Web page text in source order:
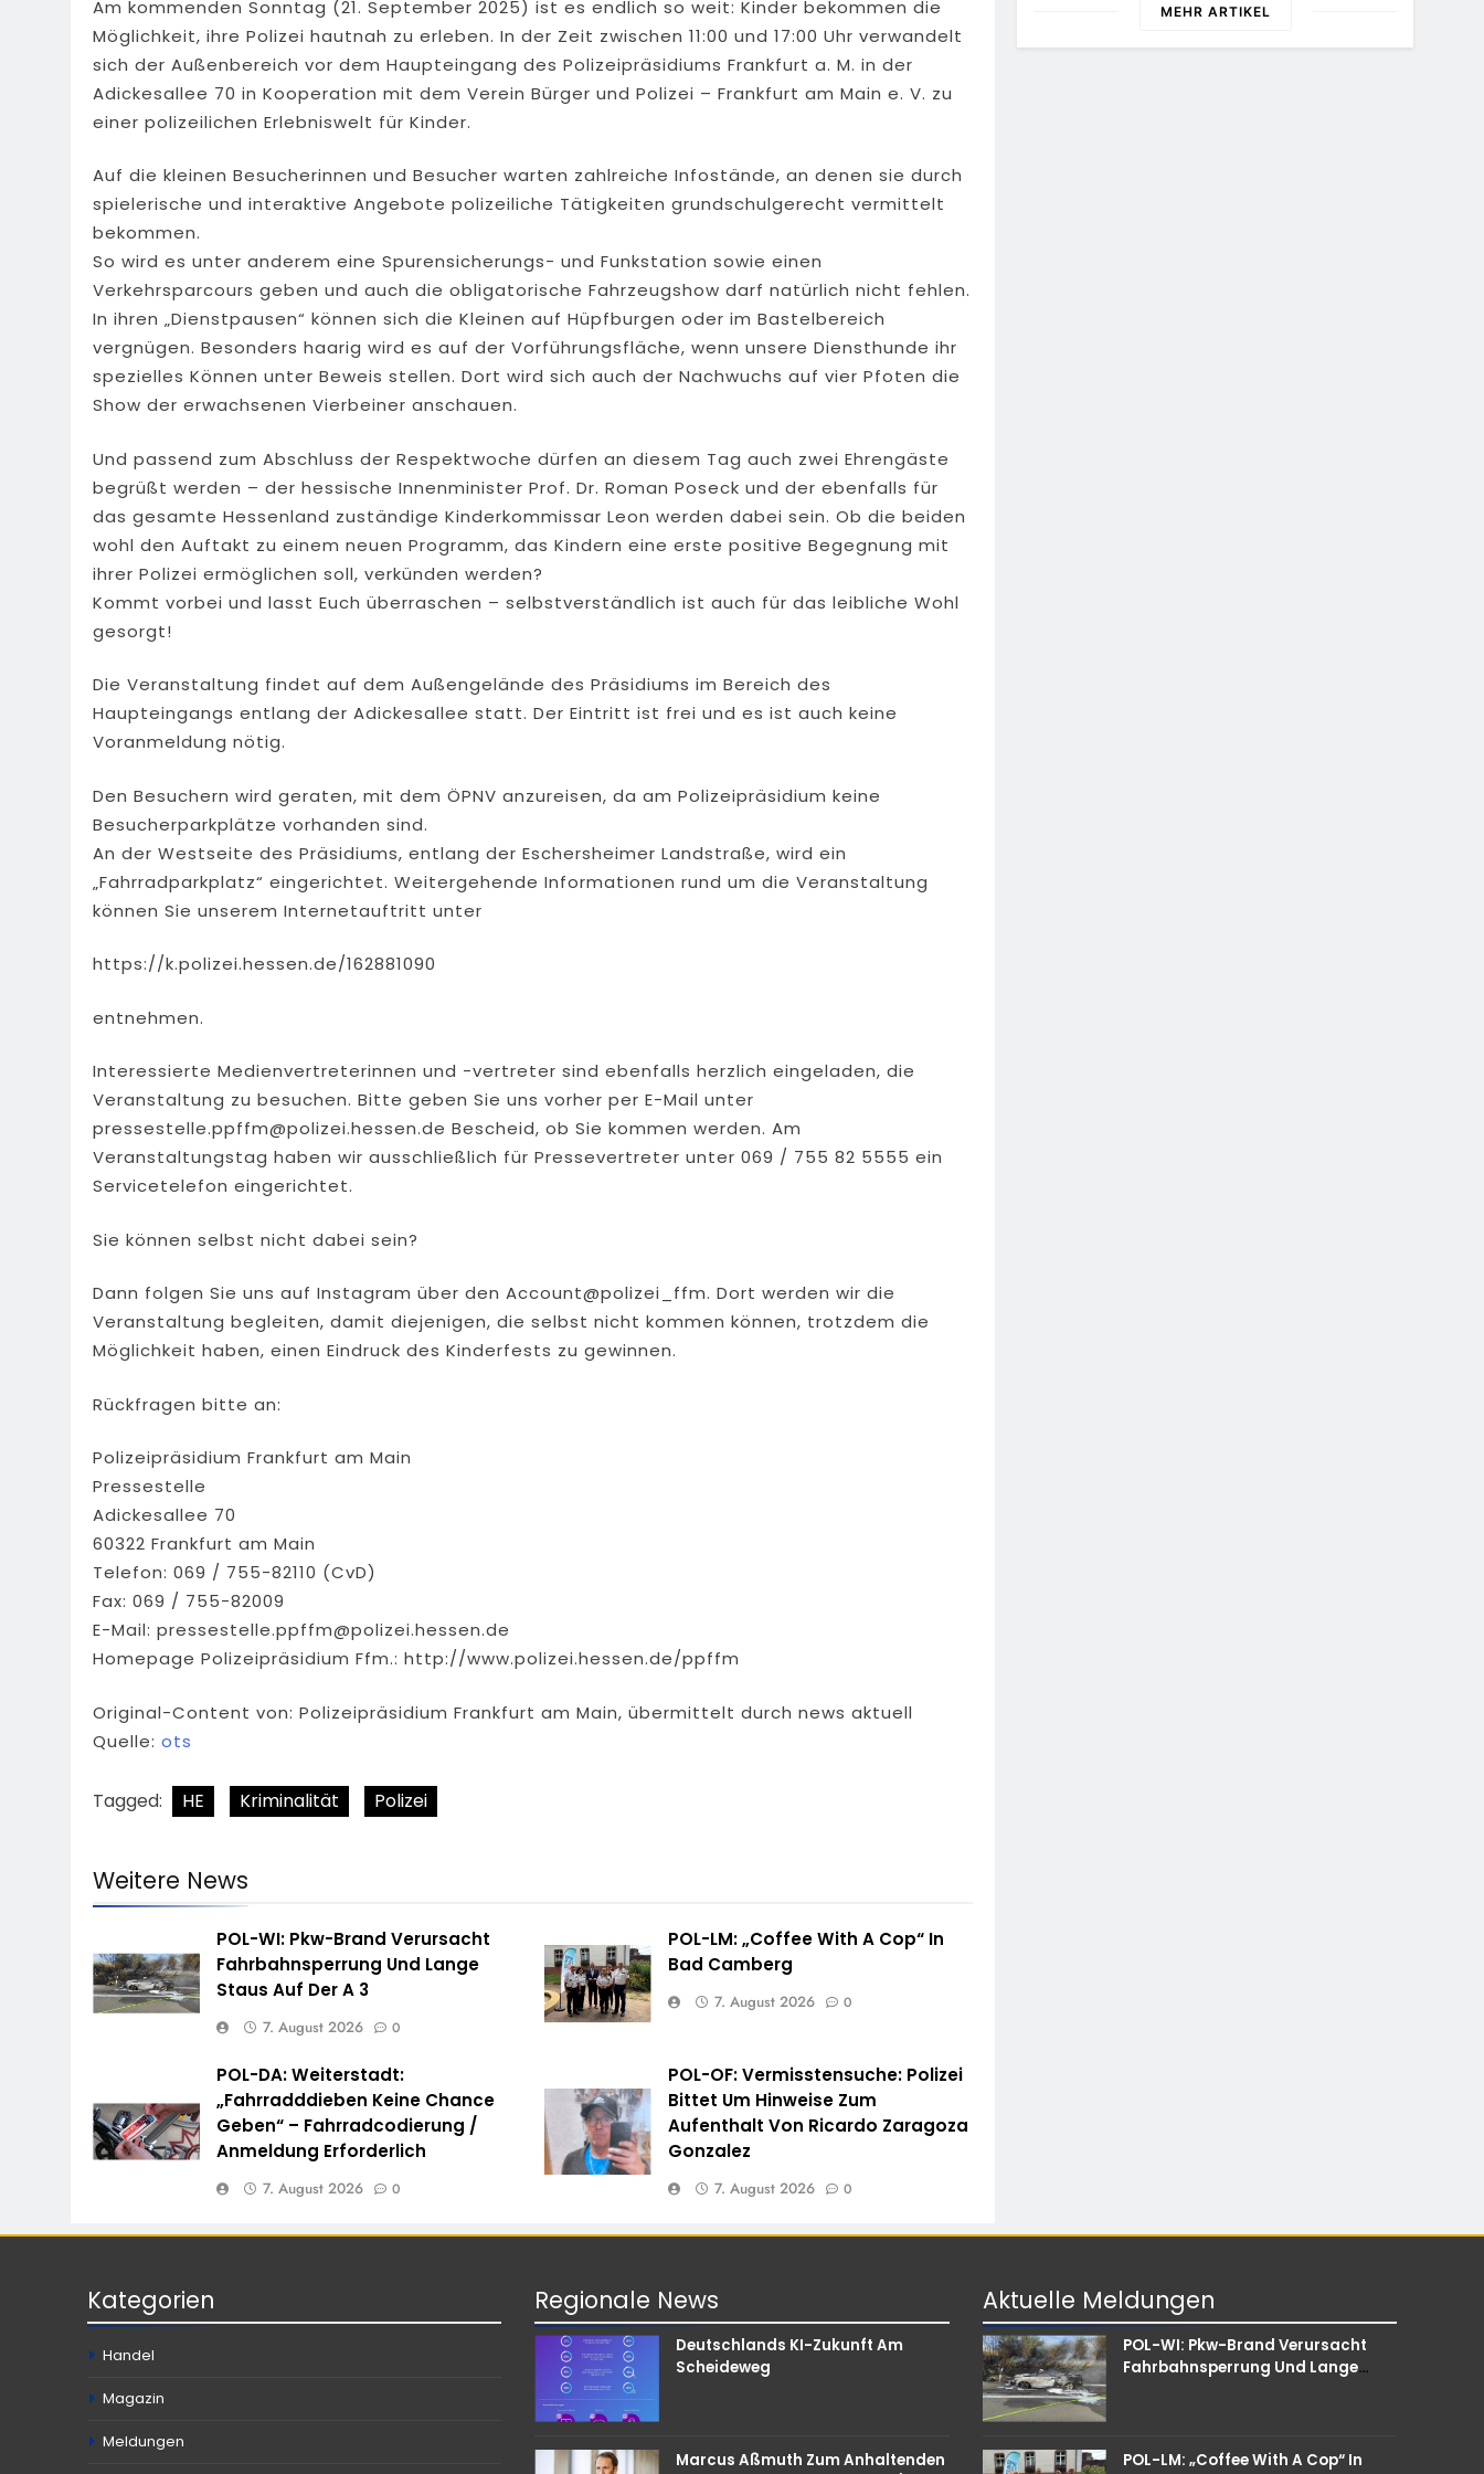
Am kommenden Sonntag (21. September 2025) ist es endlich so weit: Kinder bekommen die
Möglichkeit, ihre Polizei hautnah zu erleben. In der Zeit zwischen 11:00 und 17:00 Uhr verwandelt
sich der Außenbereich vor dem Haupteingang des Polizeipräsidiums Frankfurt a. M. in der
Adickesallee 70 in Kooperation mit dem Verein Bürger und Polizei – Frankfurt am Main e. V. zu
einer polizeilichen Erlebniswelt für Kinder.
Auf die kleinen Besucherinnen und Besucher warten zahlreiche Infostände, an denen sie durch
spielerische und interaktive Angebote polizeiliche Tätigkeiten grundschulgerecht vermittelt
bekommen.
So wird es unter anderem eine Spurensicherungs- und Funkstation sowie einen
Verkehrsparcours geben und auch die obligatorische Fahrzeugshow darf natürlich nicht fehlen.
In ihren „Dienstpausen“ können sich die Kleinen auf Hüpfburgen oder im Bastelbereich
vergnügen. Besonders haarig wird es auf der Vorführungsfläche, wenn unsere Diensthunde ihr
spezielles Können unter Beweis stellen. Dort wird sich auch der Nachwuchs auf vier Pfoten die
Show der erwachsenen Vierbeiner anschauen.
Und passend zum Abschluss der Respektwoche dürfen an diesem Tag auch zwei Ehrengäste
begrüßt werden – der hessische Innenminister Prof. Dr. Roman Poseck und der ebenfalls für
das gesamte Hessenland zuständige Kinderkommissar Leon werden dabei sein. Ob die beiden
wohl den Auftakt zu einem neuen Programm, das Kindern eine erste positive Begegnung mit
ihrer Polizei ermöglichen soll, verkünden werden?
Kommt vorbei und lasst Euch überraschen – selbstverständlich ist auch für das leibliche Wohl
gesorgt!
Die Veranstaltung findet auf dem Außengelände des Präsidiums im Bereich des
Haupteingangs entlang der Adickesallee statt. Der Eintritt ist frei und es ist auch keine
Voranmeldung nötig.
Den Besuchern wird geraten, mit dem ÖPNV anzureisen, da am Polizeipräsidium keine
Besucherparkplätze vorhanden sind.
An der Westseite des Präsidiums, entlang der Eschersheimer Landstraße, wird ein
„Fahrradparkplatz“ eingerichtet. Weitergehende Informationen rund um die Veranstaltung
können Sie unserem Internetauftritt unter
https://k.polizei.hessen.de/162881090
entnehmen.
Interessierte Medienvertreterinnen und -vertreter sind ebenfalls herzlich eingeladen, die
Veranstaltung zu besuchen. Bitte geben Sie uns vorher per E-Mail unter
pressestelle.ppffm@polizei.hessen.de Bescheid, ob Sie kommen werden. Am
Veranstaltungstag haben wir ausschließlich für Pressevertreter unter 069 / 755 82 5555 ein
Servicetelefon eingerichtet.
Sie können selbst nicht dabei sein?
Dann folgen Sie uns auf Instagram über den Account@polizei_ffm. Dort werden wir die
Veranstaltung begleiten, damit diejenigen, die selbst nicht kommen können, trotzdem die
Möglichkeit haben, einen Eindruck des Kinderfests zu gewinnen.
Rückfragen bitte an:
Polizeipräsidium Frankfurt am Main
Pressestelle
Adickesallee 70
60322 Frankfurt am Main
Telefon: 069 / 755-82110 (CvD)
Fax: 069 / 755-82009
E-Mail: pressestelle.ppffm@polizei.hessen.de
Homepage Polizeipräsidium Ffm.: http://www.polizei.hessen.de/ppffm
Original-Content von: Polizeipräsidium Frankfurt am Main, übermittelt durch news aktuell
Quelle: ots
Tagged: HE Kriminalität Polizei
Weitere News
POL-WI: Pkw-Brand Verursacht
Fahrbahnsperrung Und Lange
Staus Auf Der A 3
7. August 2026 0
POL-LM: „Coffee With A Cop“ In
Bad Camberg
7. August 2026 0
POL-DA: Weiterstadt:
„Fahrradddieben Keine Chance
Geben“ – Fahrradcodierung /
Anmeldung Erforderlich
7. August 2026 0
POL-OF: Vermisstensuche: Polizei
Bittet Um Hinweise Zum
Aufenthalt Von Ricardo Zaragoza
Gonzalez
7. August 2026 0
MEHR ARTIKEL
Kategorien
Handel
Magazin
Meldungen
Regionale News
Deutschlands KI-Zukunft Am
Scheideweg
Marcus Aßmuth Zum Anhaltenden
Aktuelle Meldungen
POL-WI: Pkw-Brand Verursacht
Fahrbahnsperrung Und Lange
POL-LM: „Coffee With A Cop“ In